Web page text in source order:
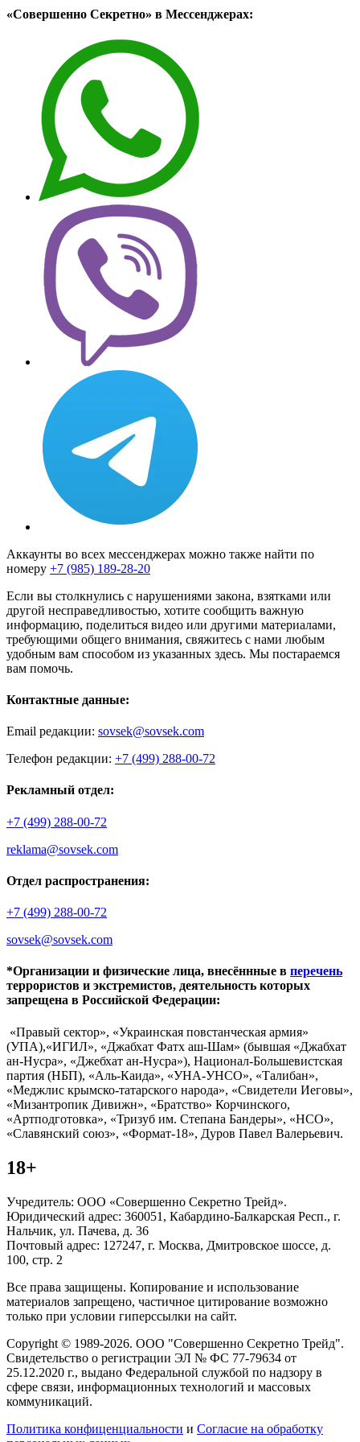
«Совершенно Секретно» в Мессенджерах:
Аккаунты во всех мессенджерах можно также найти по
номеру +7 (985) 189-28-20
Если вы столкнулись с нарушениями закона, взятками или
другой несправедливостью, хотите сообщить важную
информацию, поделиться видео или другими материалами,
требующими общего внимания, свяжитесь с нами любым
удобным вам способом из указанных здесь. Мы постараемся
вам помочь.
Контактные данные:
Email редакции: sovsek@sovsek.com
Телефон редакции: +7 (499) 288-00-72
Рекламный отдел:
+7 (499) 288-00-72
reklama@sovsek.com
Отдел распространения:
+7 (499) 288-00-72
sovsek@sovsek.com
*Организации и физические лица, внесённные в перечень
террористов и экстремистов, деятельность которых
запрещена в Российской Федерации:
«Правый сектор», «Украинская повстанческая армия»
(УПА),«ИГИЛ», «Джабхат Фатх аш-Шам» (бывшая «Джабхат
ан-Нусра», «Джебхат ан-Нусра»), Национал-Большевистская
партия (НБП), «Аль-Каида», «УНА-УНСО», «Талибан»,
«Меджлис крымско-татарского народа», «Свидетели Иеговы»,
«Мизантропик Дивижн», «Братство» Корчинского,
«Артподготовка», «Тризуб им. Степана Бандеры», «НСО»,
«Славянский союз», «Формат-18», Дуров Павел Валерьевич.
18+
Учредитель: ООО «Совершенно Секретно Трейд».
Юридический адрес: 360051, Кабардино-Балкарская Респ., г.
Нальчик, ул. Пачева, д. 36
Почтовый адрес: 127247, г. Москва, Дмитровское шоссе, д.
100, стр. 2
Все права защищены. Копирование и использование
материалов запрещено, частичное цитирование возможно
только при условии гиперссылки на сайт.
Copyright © 1989-2026. ООО "Совершенно Секретно Трейд".
Свидетельство о регистрации ЭЛ № ФС 77-79634 от
25.12.2020 г., выдано Федеральной службой по надзору в
сфере связи, информационных технологий и массовых
коммуникаций.
Политика конфиценциальности и Согласие на обработку